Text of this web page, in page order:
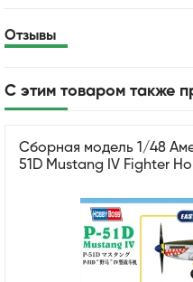
Отзывы
С этим товаром также
Сборная модель 1/48
51D Mustang IV Fighter